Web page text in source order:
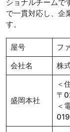
ショナルチームで
で一貫対応し、企
す。
屋号
フ
会社名
株
盛岡本社
＜
〒
＜